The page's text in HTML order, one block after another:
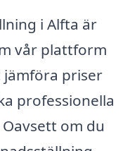
i Alfta är
vår plattform
jämföra priser
professionella
om du